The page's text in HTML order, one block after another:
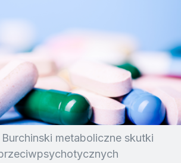
Burchinski metaboliczne skutki